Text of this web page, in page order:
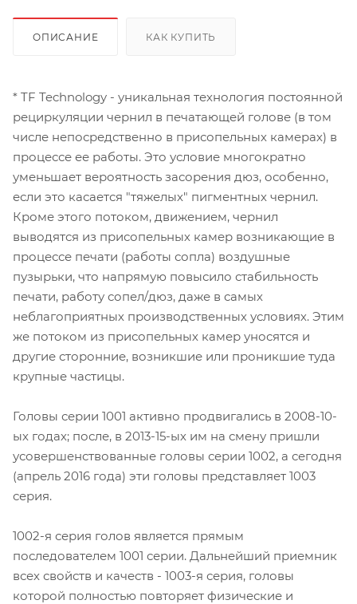
ОПИСАНИЕ КАК КУПИТЬ
* TF Technology - уникальная технология постоянной
рециркуляции чернил в печатающей голове (в том
числе непосредственно в присопельных камерах) в
процессе ее работы. Это условие многократно
уменьшает вероятность засорения дюз, особенно,
если это касается "тяжелых" пигментных чернил.
Кроме этого потоком, движением, чернил
выводятся из присопельных камер возникающие в
процессе печати (работы сопла) воздушные
пузырьки, что напрямую повысило стабильность
печати, работу сопел/дюз, даже в самых
неблагоприятных производственных условиях. Этим
же потоком из присопельных камер уносятся и
другие сторонние, возникшие или проникшие туда
крупные частицы.
Головы серии 1001 активно продвигались в 2008-10-
ых годах; после, в 2013-15-ых им на смену пришли
усовершенствованные головы серии 1002, а сегодня
(апрель 2016 года) эти головы представляет 1003
серия.
1002-я серия голов является прямым
последователем 1001 серии. Дальнейший приемник
всех свойств и качеств - 1003-я серия, головы
которой полностью повторяет физические и